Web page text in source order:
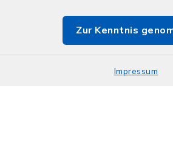
Zur Kenntnis
Impressum
Impressum
Sitemap